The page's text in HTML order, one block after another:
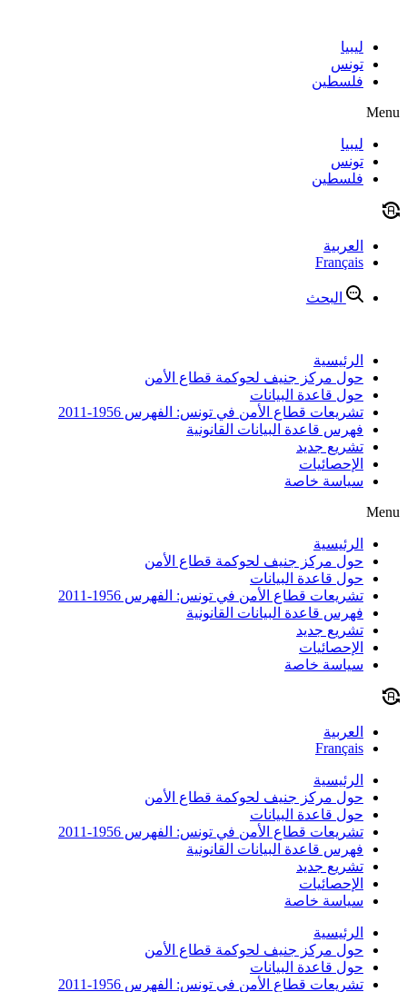
contentليبيا
تونس
فلسطين
Menu
ليبيا
تونس
فلسطين
العربية
Français
البحث
الرئيسية
حول مركز جنيف لحوكمة قطاع الأمن
حول قاعدة البيانات
تشريعات قطاع الأمن في تونس: الفهرس 1956-2011
فهرس قاعدة البيانات القانونية
تشريع جديد
الإحصائيات
سياسة خاصة
Menu
الرئيسية
حول مركز جنيف لحوكمة قطاع الأمن
حول قاعدة البيانات
تشريعات قطاع الأمن في تونس: الفهرس 1956-2011
فهرس قاعدة البيانات القانونية
تشريع جديد
الإحصائيات
سياسة خاصة
العربية
Français
الرئيسية
حول مركز جنيف لحوكمة قطاع الأمن
حول قاعدة البيانات
تشريعات قطاع الأمن في تونس: الفهرس 1956-2011
فهرس قاعدة البيانات القانونية
تشريع جديد
الإحصائيات
سياسة خاصة
الرئيسية
حول مركز جنيف لحوكمة قطاع الأمن
حول قاعدة البيانات
تشريعات قطاع الأمن في تونس: الفهرس 1956-2011